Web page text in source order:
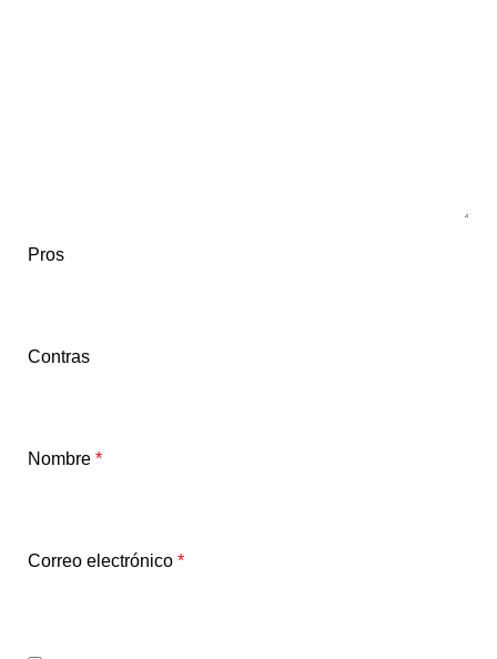
Pros
Contras
Nombre *
Correo electrónico *